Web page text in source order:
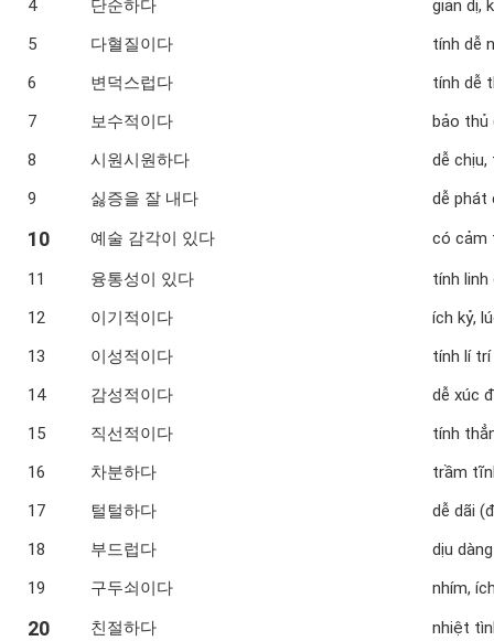
4
단순하다
giản dị,
5
다혈질이다
tính dễ
6
변덕스럽다
tính dễ
7
보수적이다
bảo thủ
8
시원시원하다
dễ chịu,
9
싫증을 잘 내다 dễ phát
10 예술 감각이 있다 có cảm
11 융통성이 있다
tính
12
이기적이다
ích kỷ,
13
이성적이다
tính lí trí
14
감성적이다
dễ xúc
15
직선적이다
tính
16
차분하다
trầm
17
털털하다
dễ dãi
18
부드럽다
dịu dàng
19
구두쇠이다 nhím,
20 친절하다 nhiệt